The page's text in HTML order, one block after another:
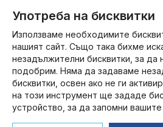
Прескачане
съдържанието
customers@ndbg.net
АБОНАМЕНТИ КНИГИ
Употреба на бисквитки
Използваме необходимите
нашият сайт. Също така бихме
незадължителни бисквитки, за да
подобрим. Няма да задаваме
бисквитки, освен ако не ги
на този инструмент ще зададе
устройство, за да запомни